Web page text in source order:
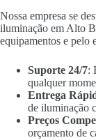
Nossa empresa se
iluminação em Alto
equipamentos e pelo
Suporte 24/7:
qualquer
Entrega
de iluminação
Preços
orçamento de